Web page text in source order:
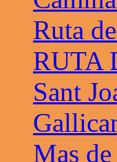
Ruta
RUTA
Sant
Mas